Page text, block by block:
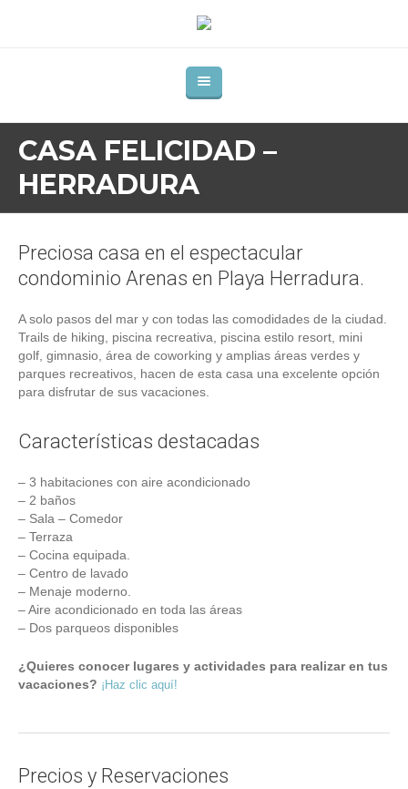
CASA FELICIDAD –
HERRADURA
Preciosa casa en el espectacular
condominio Arenas en Playa Herradura.
A solo pasos del mar y con todas las comodidades de la ciudad.
Trails de hiking, piscina recreativa, piscina estilo resort, mini
golf, gimnasio, área de coworking y amplias áreas verdes y
parques recreativos, hacen de esta casa una excelente opción
para disfrutar de sus vacaciones.
Características destacadas
– 3 habitaciones con aire acondicionado
– 2 baños
– Sala – Comedor
– Terraza
– Cocina equipada.
– Centro de lavado
– Menaje moderno.
– Aire acondicionado en toda las áreas
– Dos parqueos disponibles
¿Quieres conocer lugares y actividades para realizar en tus
vacaciones? ¡Haz clic aquí!
Precios y Reservaciones